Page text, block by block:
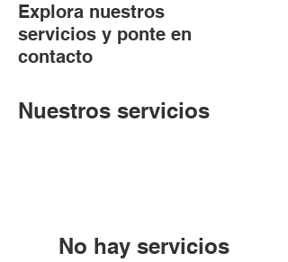
Explora nuestros
servicios y ponte en
contacto
Nuestros servicios
No hay servicios